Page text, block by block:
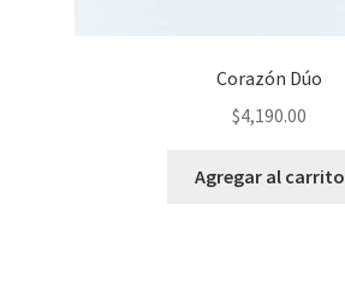
Corazón Dúo
$4,190.00
Agregar al carrito